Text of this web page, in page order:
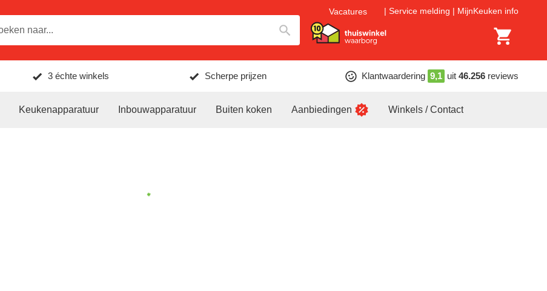
Vacatures Service melding MijnKeuken info
3 échte winkels Scherpe prijzen Klantwaardering 9,1 uit 46.256 reviews
Keukenapparatuur Inbouwapparatuur Buiten koken Aanbiedingen Winkels / Contact